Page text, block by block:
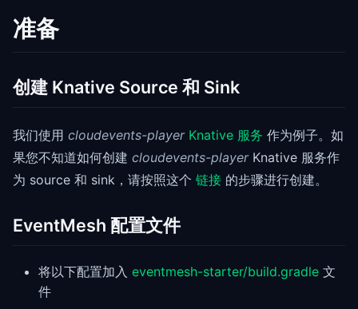
准备
创建 Knative Source 和 Sink
我们使用 cloudevents-player Knative 服务 作为例子。如
果您不知道如何创建 cloudevents-playerKnative 服务作
为 source 和 sink，请按照这个 链接 的步骤进行创建。
EventMesh 配置文件
将以下配置加入 eventmesh-starter/build.gradle 文
件